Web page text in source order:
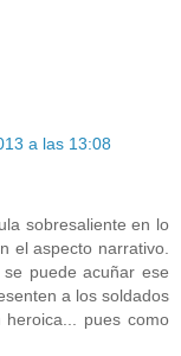
a las 13:08
sobresaliente en lo
el aspecto narrativo.
puede acuñar ese
a los soldados
pues como